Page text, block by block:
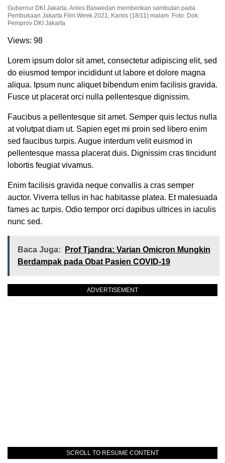
Gubernur DKI Jakarta, Anies Baswedan memberikan sambutan pada
Pembukaan Jakarta Film Week 2021, Kamis (18/11) malam. Foto: Dok:
Pemprov DKI Jakarta
Views: 98
Lorem ipsum dolor sit amet, consectetur adipiscing elit, sed
do eiusmod tempor incididunt ut labore et dolore magna
aliqua. Ipsum nunc aliquet bibendum enim facilisis gravida.
Fusce ut placerat orci nulla pellentesque dignissim.
Faucibus a pellentesque sit amet. Semper quis lectus nulla
at volutpat diam ut. Sapien eget mi proin sed libero enim
sed faucibus turpis. Augue interdum velit euismod in
pellentesque massa placerat duis. Dignissim cras tincidunt
lobortis feugiat vivamus.
Enim facilisis gravida neque convallis a cras semper
auctor. Viverra tellus in hac habitasse platea. Et malesuada
fames ac turpis. Odio tempor orci dapibus ultrices in iaculis
nunc sed.
Baca Juga:
Prof Tjandra: Varian Omicron Mungkin
Berdampak pada Obat Pasien COVID-19
ADVERTISEMENT
SCROLL TO RESUME CONTENT